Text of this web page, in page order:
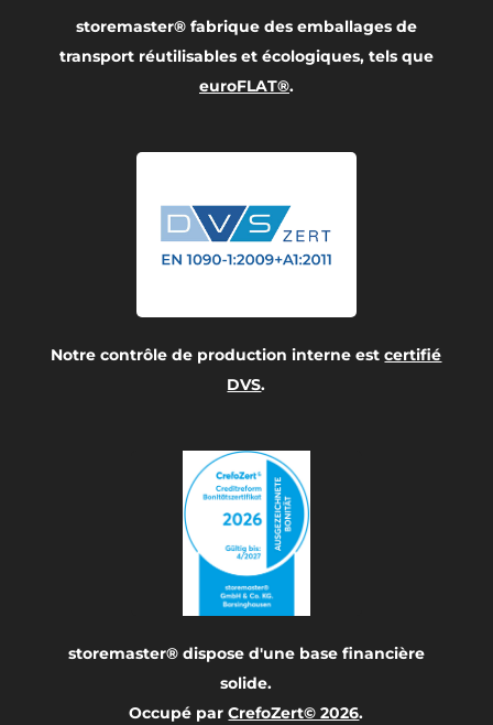
storemaster® fabrique des emballages de
transport réutilisables et écologiques, tels que
euroFLAT®.
Notre contrôle de production interne estcertifié
DVS.
storemaster® dispose d'une base financière
solide.
Occupé parCrefoZert© 2026.